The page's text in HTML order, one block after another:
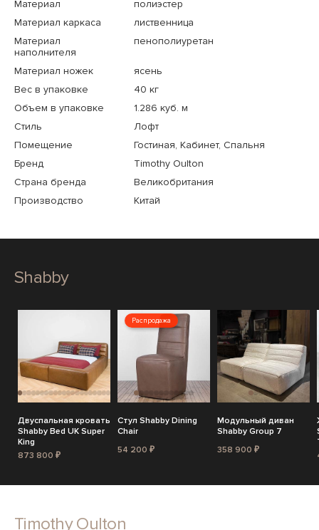
Материал
полиэстер
Материал каркаса
лиственница
Материал
наполнителя
пенополиуретан
Материал ножек
ясень
Вес в упаковке
40 кг
Объем в упаковке
1.286 куб. м
Стиль
Лофт
Помещение
Гостиная, Кабинет, Спальня
Бренд
Timothy Oulton
Страна бренда
Великобритания
Производство
Китай
Shabby
Двуспальная кровать
Shabby Bed UK Super
King
873 800 ₽
Распродажа
Стул Shabby Dining
Chair
54 200 ₽
Модульный диван
Shabby Group 7
358 900 ₽
Timothy Oulton